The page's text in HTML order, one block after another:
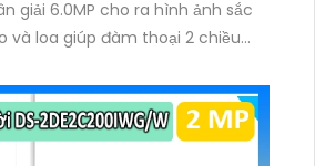
giải 6.0MP cho ra hình ảnh sắc
và loa giúp đàm thoại 2 chiều